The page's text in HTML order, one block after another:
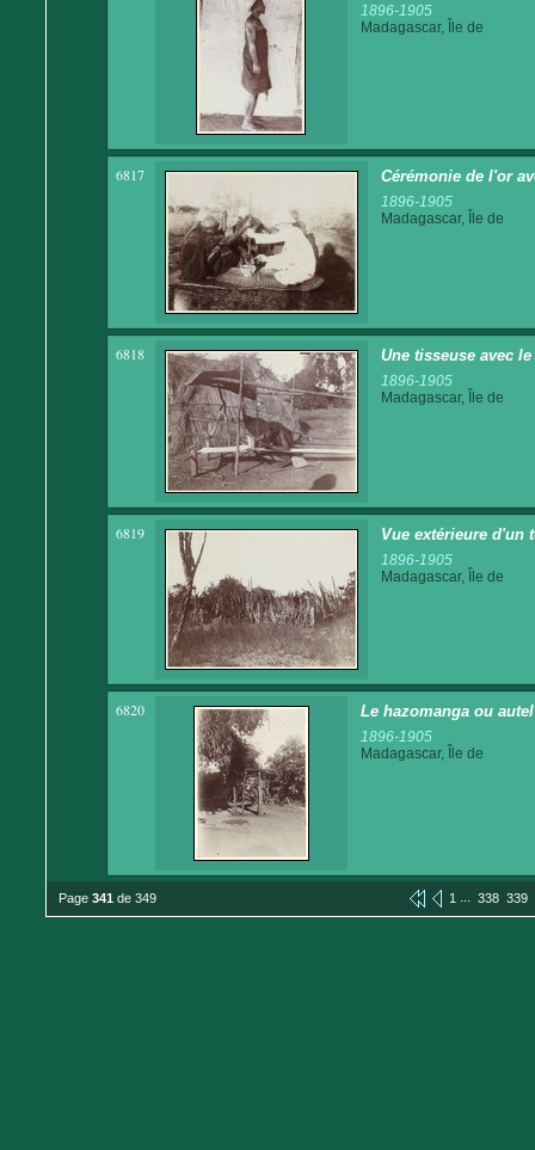
1896-1905
Madagascar, Île de
6817 Cérémonie de l'or
1896-1905
Madagascar, Île de
6818 Une tisseuse avec
1896-1905
Madagascar, Île de
6819 Vue extérieure d'un
1896-1905
Madagascar, Île de
6820 Le hazomanga ou
1896-1905
Madagascar, Île de
Page 341 de 349 1 ... 338 339